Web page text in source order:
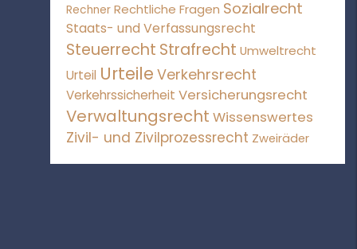
Rechner Rechtliche Fragen Sozialrecht
Staats- und Verfassungsrecht
Steuerrecht Strafrecht Umweltrecht
Urteil Urteile Verkehrsrecht
Verkehrssicherheit Versicherungsrecht
Verwaltungsrecht Wissenswertes
Zivil- und Zivilprozessrecht Zweiräder